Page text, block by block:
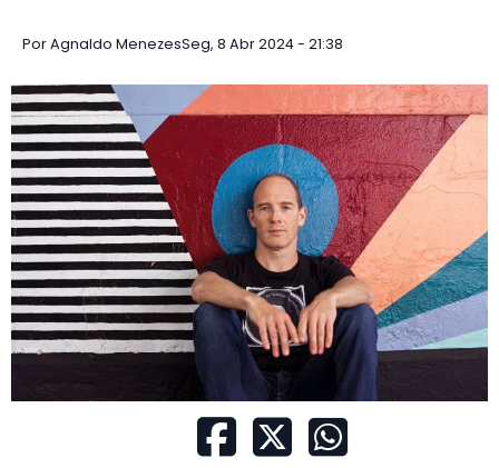
navegação
PorAgnaldo MenezesSeg, 8 Abr 2024 - 21:38